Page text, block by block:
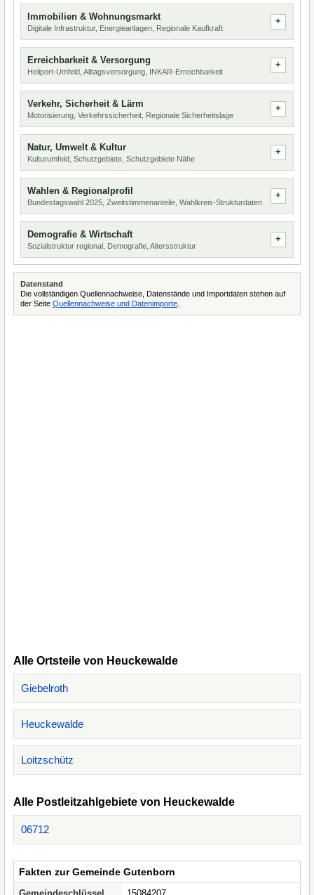
Immobilien & Wohnungsmarkt
Digitale Infrastruktur, Energieanlagen, Regionale Kaufkraft
Erreichbarkeit & Versorgung
Heliport-Umfeld, Alltagsversorgung, INKAR-Erreichbarkeit
Verkehr, Sicherheit & Lärm
Motorisierung, Verkehrssicherheit, Regionale Sicherheitslage
Natur, Umwelt & Kultur
Kulturumfeld, Schutzgebiete, Schutzgebiete Nähe
Wahlen & Regionalprofil
Bundestagswahl 2025, Zweitstimmenanteile, Wahlkreis-Strukturdaten
Demografie & Wirtschaft
Sozialstruktur regional, Demografie, Altersstruktur
Datenstand
Die vollständigen Quellennachweise, Datenstände und Importdaten stehen auf
der Seite Quellennachweise und Datenimporte
Alle Ortsteile von Heuckewalde
Giebelroth
Heuckewalde
Loitzschütz
Alle Postleitzahlgebiete von Heuckewalde
06712
Fakten zur Gemeinde Gutenborn